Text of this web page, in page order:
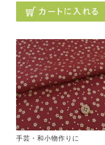
手芸・和小物作りに